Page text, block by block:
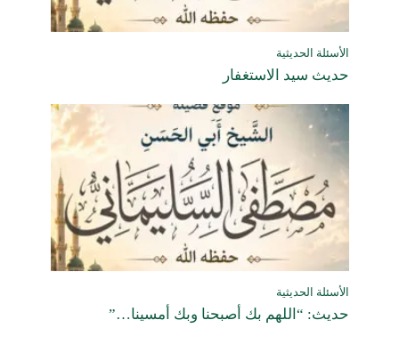
الأسئلة الحديثية
حديث سيد الاستغفار
الأسئلة الحديثية
حديث: “اللهم بك أصبحنا وبك أمسينا…”